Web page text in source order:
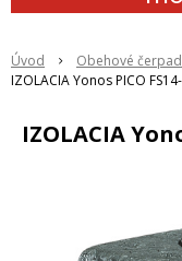
Úvod Obehové
IZOLACIA Yonos PICO
IZOLACIA